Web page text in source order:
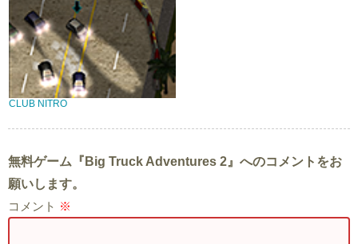
CLUB NITRO
無料ゲーム『Big Truck Adventures 2』へのコメントをお
願いします。
コメント ※